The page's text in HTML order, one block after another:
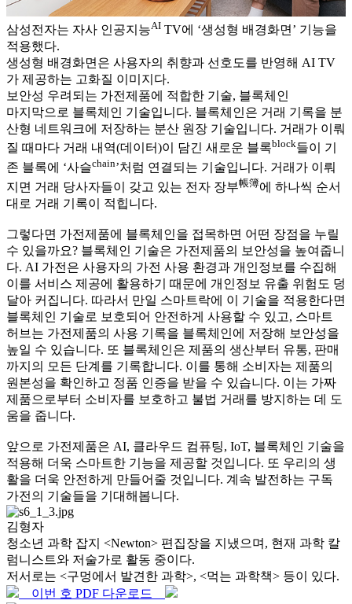
삼성전자는 자사 인공지능AI TV에 ‘생성형 배경화면’ 기능을
적용했다.
생성형 배경화면은 사용자의 취향과 선호도를 반영해 AI TV
가 제공하는 고화질 이미지다.
보안성 우려되는 가전제품에 적합한 기술, 블록체인
마지막으로 블록체인 기술입니다. 블록체인은 거래 기록을 분
산형 네트워크에 저장하는 분산 원장 기술입니다. 거래가 이뤄
질 때마다 거래 내역(데이터)이 담긴 새로운 블록block들이 기
존 블록에 ‘사슬chain’처럼 연결되는 기술입니다. 거래가 이뤄
지면 거래 당사자들이 갖고 있는 전자 장부帳簿에 하나씩 순서
대로 거래 기록이 적힙니다.
그렇다면 가전제품에 블록체인을 접목하면 어떤 장점을 누릴
수 있을까요? 블록체인 기술은 가전제품의 보안성을 높여줍니
다. AI 가전은 사용자의 가전 사용 환경과 개인정보를 수집해
이를 서비스 제공에 활용하기 때문에 개인정보 유출 위험도 덩
달아 커집니다. 따라서 만일 스마트락에 이 기술을 적용한다면
블록체인 기술로 보호되어 안전하게 사용할 수 있고, 스마트
허브는 가전제품의 사용 기록을 블록체인에 저장해 보안성을
높일 수 있습니다. 또 블록체인은 제품의 생산부터 유통, 판매
까지의 모든 단계를 기록합니다. 이를 통해 소비자는 제품의
원본성을 확인하고 정품 인증을 받을 수 있습니다. 이는 가짜
제품으로부터 소비자를 보호하고 불법 거래를 방지하는 데 도
움을 줍니다.
앞으로 가전제품은 AI, 클라우드 컴퓨팅, IoT, 블록체인 기술을
적용해 더욱 스마트한 기능을 제공할 것입니다. 또 우리의 생
활을 더욱 안전하게 만들어줄 것입니다. 계속 발전하는 구독
가전의 기술들을 기대해봅니다.
김형자
청소년 과학 잡지 <Newton> 편집장을 지냈으며, 현재 과학 칼
럼니스트와 저술가로 활동 중이다.
저서로는 <구멍에서 발견한 과학>, <먹는 과학책> 등이 있다.
이번 호 PDF 다운로드